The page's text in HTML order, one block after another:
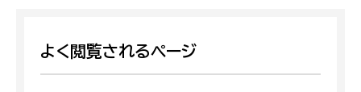
よく閲覧されるページ